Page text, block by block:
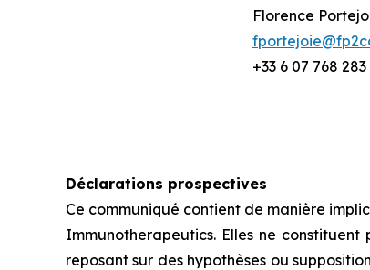
Florence
+33 6 07 768 283
Déclarations prospectives
Ce communiqué contient de manière
Immunotherapeutics. Elles ne
reposant sur des hypothèses ou